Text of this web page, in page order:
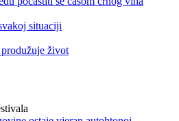
situaciji
život